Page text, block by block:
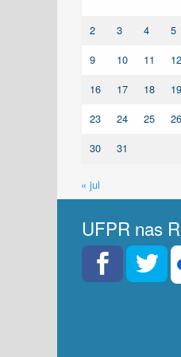
2
3 4 5
9
10 11 12
16
17 18 19
23
24 25 26
30
31
« jul
UFPR nas